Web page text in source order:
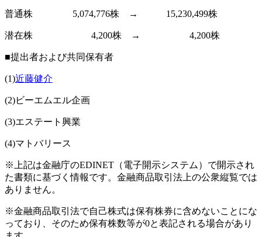
普通株 5,074,776株 → 15,230,499株
潜在株 4,200株 → 4,200株
■提出者および共同保有者
(1)近藤健介
(2)ビーエムエル企画
(3)エステート興業
(4)マトバリース
※上記は金融庁のEDINET（電子開示システム）で開示され
た書類に基づく情報です。金融商品取引法上の公衆縦覧では
ありません。
※金融商品取引法で自己株式は保有株券に含めないことにな
っており、そのため保有株数等が0と表記される場合があり